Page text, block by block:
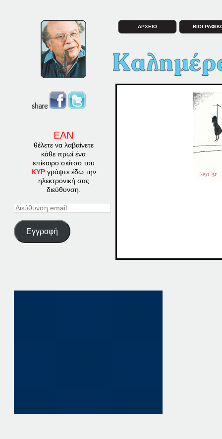
ΕΑΝ
θέλετε να λαβαίνετε
κάθε πρωί ένα
επίκαιρο σκίτσο του
ΚΥΡγράψτε έδω την
ηλεκτρονική σας
διεύθυνση.
Διεύθυνση
Εγγραφή
ΑΡΧΕΙΟ